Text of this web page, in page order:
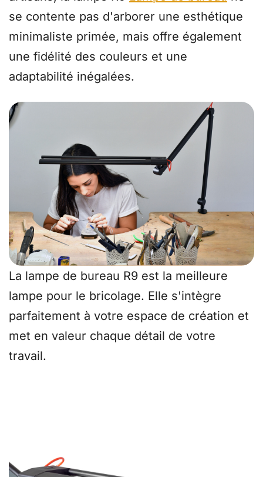
se contente pas d'arborer une esthétique
minimaliste primée, mais offre également
une fidélité des couleurs et une
adaptabilité inégalées.
La lampe de bureau R9 est la meilleure
lampe pour le bricolage. Elle s'intègre
parfaitement à votre espace de création et
met en valeur chaque détail de votre
travail.